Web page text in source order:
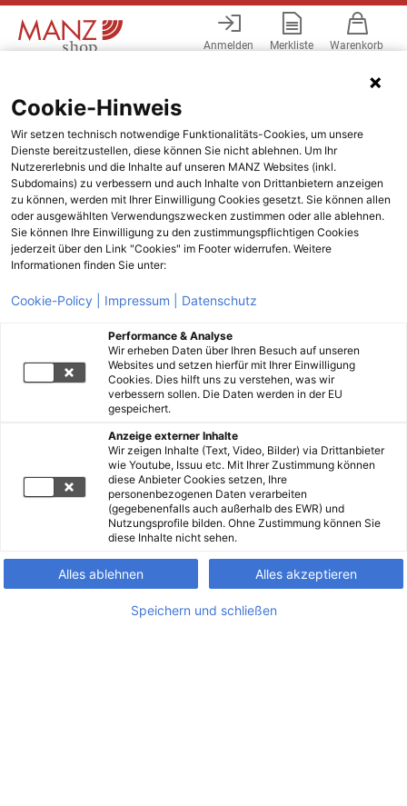
Anmelden Merkliste Warenkorb
Cookie-Hinweis
Wir setzen technisch notwendige Funktionalitäts-Cookies, um unsere
Dienste bereitzustellen, diese können Sie nicht ablehnen. Um Ihr
Nutzererlebnis und die Inhalte auf unseren MANZ Websites (inkl.
Subdomains) zu verbessern und auch Inhalte von Drittanbietern anzeigen
zu können, werden mit Ihrer Einwilligung Cookies gesetzt. Sie können allen
oder ausgewählten Verwendungszwecken zustimmen oder alle ablehnen.
Sie können Ihre Einwilligung zu den zustimmungspflichtigen Cookies
jederzeit über den Link "Cookies" im Footer widerrufen. Weitere
Informationen finden Sie unter:
Cookie-Policy | Impressum | Datenschutz
Performance & Analyse
Wir erheben Daten über Ihren Besuch auf unseren
Websites und setzen hierfür mit Ihrer Einwilligung
Cookies. Dies hilft uns zu verstehen, was wir
verbessern sollen. Die Daten werden in der EU
gespeichert.
Anzeige externer Inhalte
Wir zeigen Inhalte (Text, Video, Bilder) via Drittanbieter
wie Youtube, Issuu etc. Mit Ihrer Zustimmung können
diese Anbieter Cookies setzen, Ihre
personenbezogenen Daten verarbeiten
(gegebenenfalls auch außerhalb des EWR) und
Nutzungsprofile bilden. Ohne Zustimmung können Sie
diese Inhalte nicht sehen.
Alles ablehnen Alles akzeptieren
Speichern und schließen